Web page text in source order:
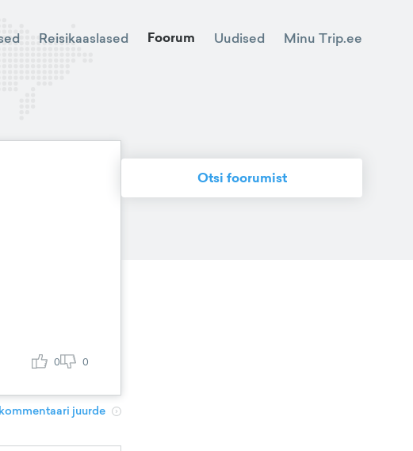
Reisikaaslased Foorum Uudised Minu Trip.ee
0 0
juurde
Otsi foorumist